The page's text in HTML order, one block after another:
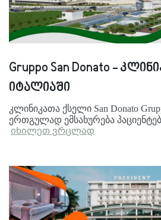
Gruppo San Donato -
იტალიაში
კლინიკათა ქსელი San Donato
ერთგულად ემსახურება
იხილეთ ვრცლად